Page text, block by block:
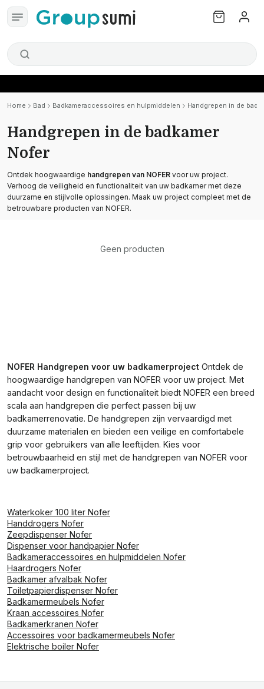
Home Bad Badkameraccessoires en hulpmiddelen Handgrepen in de
Handgrepen in de badkamer
Nofer
Ontdek hoogwaardige handgrepen van NOFER voor uw project.
Verhoog de veiligheid en functionaliteit van uw badkamer met deze
duurzame en stijlvolle oplossingen. Maak uw project compleet met de
betrouwbare producten van NOFER.
Geen producten
NOFER Handgrepen voor uw badkamerproject Ontdek de
hoogwaardige handgrepen van NOFER voor uw project. Met
aandacht voor design en functionaliteit biedt NOFER een breed
scala aan handgrepen die perfect passen bij uw
badkamerrenovatie. De handgrepen zijn vervaardigd met
duurzame materialen en bieden een veilige en comfortabele
grip voor gebruikers van alle leeftijden. Kies voor
betrouwbaarheid en stijl met de handgrepen van NOFER voor
uw badkamerproject.
Waterkoker 100 liter Nofer
Handdrogers Nofer
Zeepdispenser Nofer
Dispenser voor handpapier Nofer
Badkameraccessoires en hulpmiddelen Nofer
Haardrogers Nofer
Badkamer afvalbak Nofer
Toiletpapierdispenser Nofer
Badkamermeubels Nofer
Kraan accessoires Nofer
Badkamerkranen Nofer
Accessoires voor badkamermeubels Nofer
Elektrische boiler Nofer